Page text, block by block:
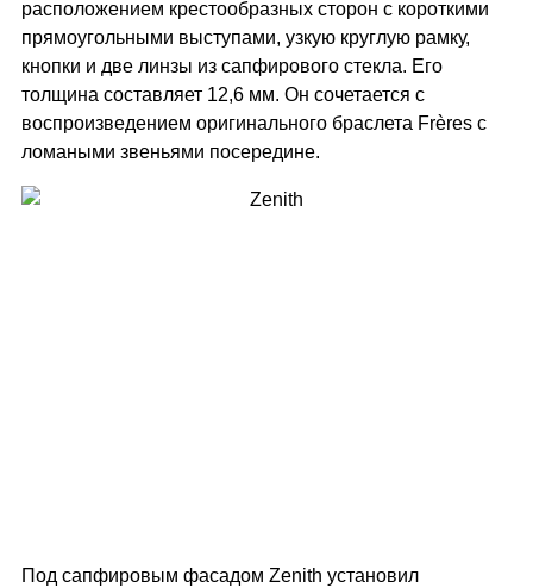
расположением крестообразных сторон с короткими
прямоугольными выступами, узкую круглую рамку,
кнопки и две линзы из сапфирового стекла. Его
толщина составляет 12,6 мм. Он сочетается с
воспроизведением оригинального браслета Frères с
ломаными звеньями посередине.
Под сапфировым фасадом Zenith установил